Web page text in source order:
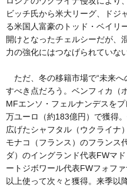
ビッチ氏から米大リーグ、ドジ
る米国人富豪のトッド・ベイリ
開けとなったチェルシーだが、
力の強化にはつなげられていな
ただ、冬の移籍市場で“未来へ
すべき点だろう。ベンフィカ（
MFエンソ・フェルナンデスを
万ユーロ（約183億円）で獲得
広げたシャフタル（ウクライナ
モナコ（フランス）のフランス
ダ）のイングランド代表FWマ
ートジボワール代表FWフォフ
以上使って次々と獲得。来季以